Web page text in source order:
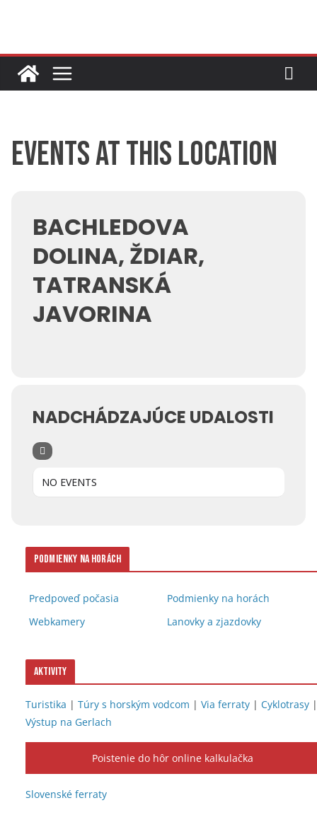
Events at this location
BACHLEDOVA
DOLINA, ŽDIAR,
TATRANSKÁ
JAVORINA
NADCHÁDZAJÚCE UDALOSTI
NO EVENTS
Podmienky na horách
Predpoveď počasia
Webkamery
Podmienky na horách
Lanovky a zjazdovky
Aktivity
Turistika | Túry s horským vodcom | Via ferraty | Cyklotrasy |
Výstup na Gerlach
Poistenie do hôr online kalkulačka
Slovenské ferraty